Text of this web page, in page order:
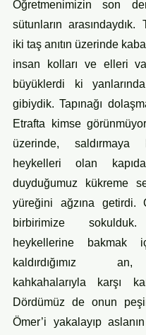
Öğretmenimizin son
sütunların
iki taş anıtın üzerinde
insan kolları ve elleri
büyüklerdi ki
gibiydik. Tapınağı
Etrafta kimse
üzerinde, saldırmaya
heykelleri olan
duyduğumuz kükreme
yüreğini ağzına getirdi.
birbirimize
heykellerine bakmak
kaldırdığımız
kahkahalarıyla karşı
Dördümüz de onun
Ömer’i yakalayıp